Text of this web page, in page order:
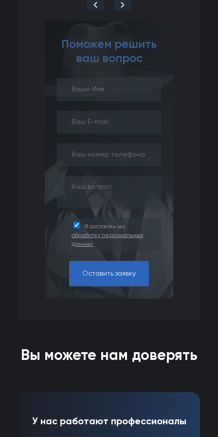
- +
Поможем решить
ваш вопрос
Я согласен на
обработку персональных
данных.
Оставить заявку
Вы можете нам доверять
У нас работают профессионалы